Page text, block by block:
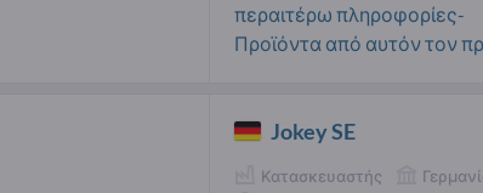
περαιτέρω πληροφορίες-
Προϊόντα από αυτόν τον
Jokey SE
Κατασκευαστής